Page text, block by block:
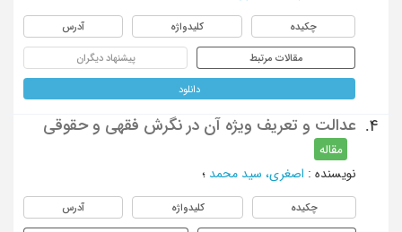
چکیده کلیدواژه آدرس
مقالات مرتبط پیشنهاد دیگران
دانلود
4. عدالت و تعریف ویژه آن در نگرش فقهی و حقوقی
مقاله
نویسنده : اصغری، سید محمد ؛
چکیده کلیدواژه آدرس